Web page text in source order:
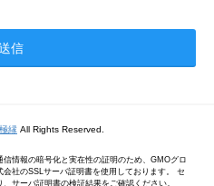
縁 All Rights Reserved.
信情報の暗号化と実在性の証明のため、GMOグロ
会社のSSLサーバ証明書を使用しております。 セ
、サーバ証明書の検証結果をご確認ください。